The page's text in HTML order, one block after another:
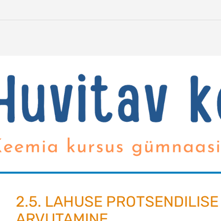
2.5. LAHUSE PROTSENDILISE